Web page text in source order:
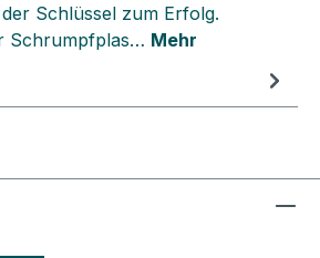
Schlüssel zum Erfolg.
Schrumpfplas… Mehr